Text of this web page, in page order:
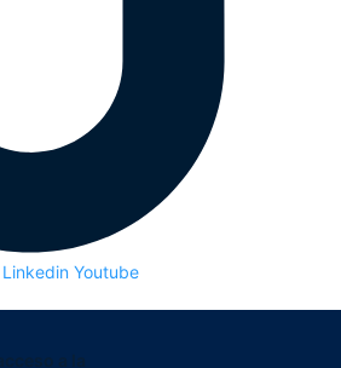
Linkedin Youtube